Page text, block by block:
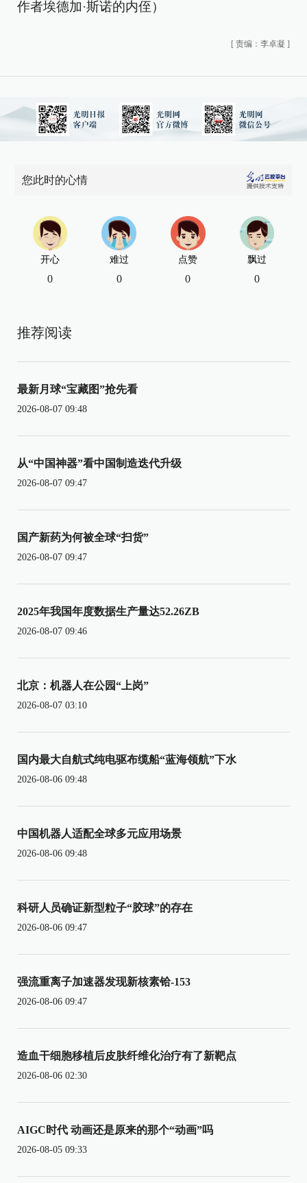
作者埃德加·斯诺的内侄）
[ 责编：李卓凝 ]
您此时的心情
开心
0
难过
0
点赞
0
飘过
0
推荐阅读
最新月球“宝藏图”抢先看
2026-08-07 09:48
从“中国神器”看中国制造迭代升级
2026-08-07 09:47
国产新药为何被全球“扫货”
2026-08-07 09:47
2025年我国年度数据生产量达52.26ZB
2026-08-07 09:46
北京：机器人在公园“上岗”
2026-08-07 03:10
国内最大自航式纯电驱布缆船“蓝海领航”下水
2026-08-06 09:48
中国机器人适配全球多元应用场景
2026-08-06 09:48
科研人员确证新型粒子“胶球”的存在
2026-08-06 09:47
强流重离子加速器发现新核素铪-153
2026-08-06 09:47
造血干细胞移植后皮肤纤维化治疗有了新靶点
2026-08-06 02:30
AIGC时代 动画还是原来的那个“动画”吗
2026-08-05 09:33